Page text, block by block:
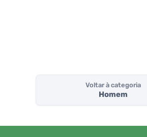
Voltar à categoria
Homem